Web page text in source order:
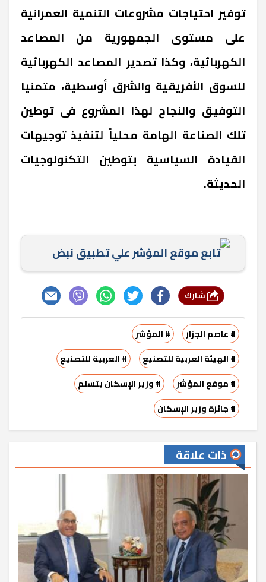
توفير احتياجات مشروعات التنمية العمرانية
على مستوى الجمهورية من المصاعد
الكهربائية، وكذا تصدير المصاعد الكهربائية
للسوق الأفريقية والشرق أوسطية، متمنياً
التوفيق والنجاح لهذا المشروع فى توطين
تلك الصناعة الهامة محلياً لتنفيذ توجيهات
القيادة السياسية بتوطين التكنولوجيات
الحديثة.
تابع موقع المؤشر علي تطبيق نبض
# عاصم الجزار
# المؤشر
# الهيئة العربية للتصنيع
# العربية للتصنيع
# موقع المؤشر
# وزير الإسكان يتسلم
# جائزة وزير الإسكان
ذات علاقة